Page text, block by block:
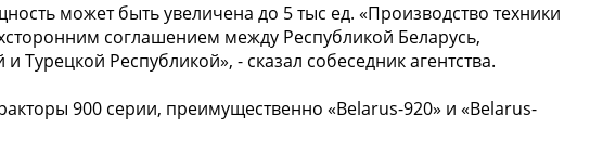
может быть увеличена до 5 тыс ед. «Производство техники
соглашением между Республикой Беларусь,
Турецкой Республикой», - сказал собеседник агентства.
900 серии, преимущественно «Belarus-920» и «Belarus-